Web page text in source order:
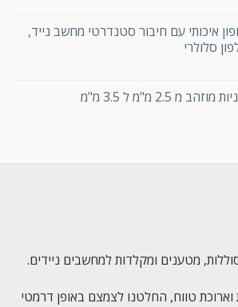
איכותי עם חיבור סטנדרטי מחשב נייד,
סלולרי
מ 2.5 מ"מ ל 3.5 מ"מ
מטענים ומקלדות למחשבים ניידים.
טווח, החלטנו לצמצם באופן דרמטי